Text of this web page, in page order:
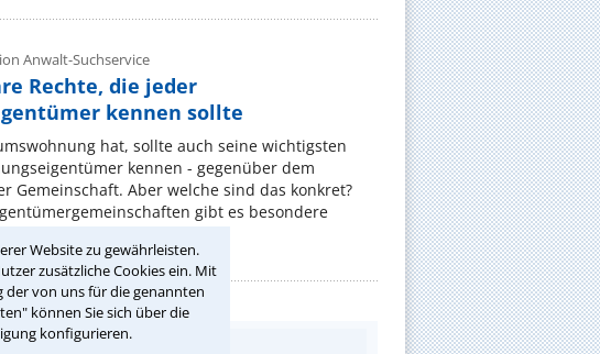
Website zu gewährleisten.
zusätzliche Cookies ein. Mit
der von uns für die genannten
können Sie sich über die
konfigurieren.
Anwalt-Suchservice
Rechte, die jeder
kennen sollte
hat, sollte auch seine wichtigsten
kennen - gegenüber dem
Gemeinschaft. Aber welche sind das konkret?
gibt es besondere